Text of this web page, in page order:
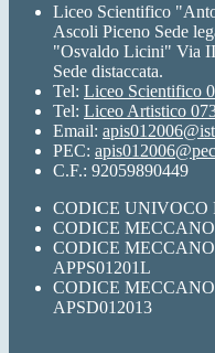
Liceo Scientifico
Ascoli Piceno Sede
"Osvaldo Licini" Via
Sede distaccata.
Tel: Liceo Scientifico
Tel: Liceo Artistico
Email:
PEC:
C.F.: 92059890449
CODICE UNIVOCO
CODICE
CODICE
APPS01201L
CODICE
APSD012013